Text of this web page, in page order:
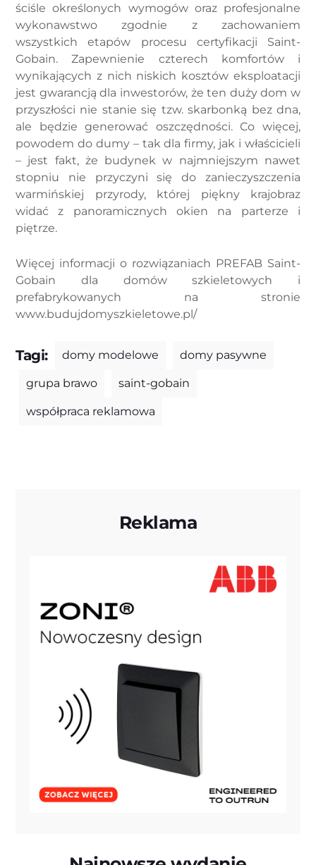
ściśle określonych wymogów oraz profesjonalne
wykonawstwo zgodnie z zachowaniem
wszystkich etapów procesu certyfikacji Saint-
Gobain. Zapewnienie czterech komfortów i
wynikających z nich niskich kosztów eksploatacji
jest gwarancją dla inwestorów, że ten duży dom w
przyszłości nie stanie się tzw. skarbonką bez dna,
ale będzie generować oszczędności. Co więcej,
powodem do dumy – tak dla firmy, jak i właścicieli
– jest fakt, że budynek w najmniejszym nawet
stopniu nie przyczyni się do zanieczyszczenia
warmińskiej przyrody, której piękny krajobraz
widać z panoramicznych okien na parterze i
piętrze.
Więcej informacji o rozwiązaniach PREFAB Saint-
Gobain dla domów szkieletowych i
prefabrykowanych na stronie
www.budujdomyszkieletowe.pl/
Tagi: domy modelowe domy pasywne
grupa brawo saint-gobain
współpraca reklamowa
Reklama